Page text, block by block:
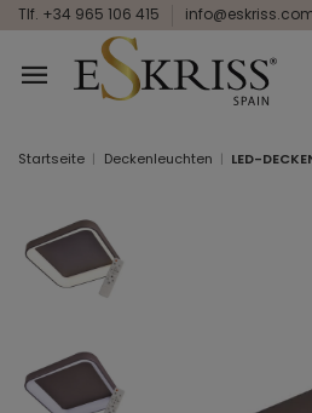
Tlf. +34 965 106 415
Startseite Deckenleuchten LED-